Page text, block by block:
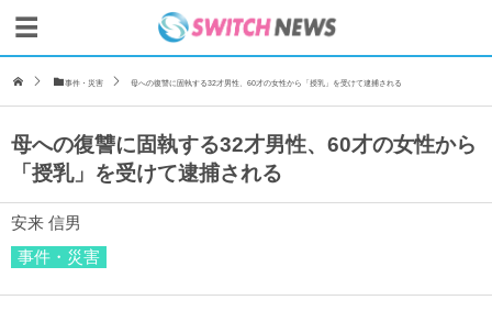
事件・災害 母への復讐に固執する32才男性、60才の女性から「授乳」を受けて逮捕される
母への復讐に固執する32才男性、60才の女性から
「授乳」を受けて逮捕される
安来 信男
事件・災害